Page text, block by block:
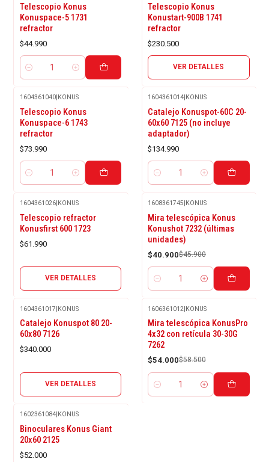
Telescopio Konus
Konuspace-5 1731
refractor
$44.990
Cantidad
Telescopio Konus
Konustart-900B 1741
refractor
$230.500
VER DETALLES
1604361040| KONUS
Telescopio Konus
Konuspace-6 1743
refractor
$73.990
Cantidad
1604361014 KONUS
Catalejo Konuspot-60C 20-
60x60 7125 (no incluye
adaptador)
$134.990
Cantidad
1604361026|KONUS
Telescopio refractor
Konusfirst 600 1723
$61.990
VER DETALLES
-11%
OFF
1608361745|KONUS
Mira telescópica Konus
Konushot 7232 (últimas
unidades)
$40.900$45.900
Cantidad
1604361017|KONUS
Catalejo Konuspot 80 20-
60x80 7126
$340.000
VER DETALLES
-8%
OFF
1606361012|KONUS
Mira telescópica KonusPro
4x32 con retícula 30-30G
7262
$54.000$58.500
Cantidad
1602361084| KONUS
Binoculares Konus Giant
20x60 2125
$52.000